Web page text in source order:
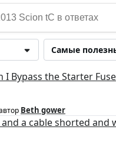
Самые
I Bypass the Starter Fuse
Beth gower
a cable shorted and